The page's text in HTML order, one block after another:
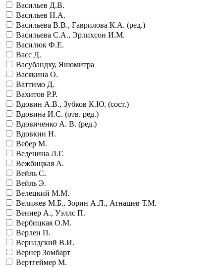
Васильев Д.В.
Васильев Н.А.
Васильева В.В., Гаврилова К.А. (ред.)
Васильева С.А., Эрлихсон И.М.
Василюк Ф.Е.
Васс Д.
Васубандху, Яшомитра
Васякина О.
Ваттимо Д.
Вахитов Р.Р.
Вдовин А.В., Зубков К.Ю. (сост.)
Вдовина И.С. (отв. ред.)
Вдовиченко А. В. (ред.)
Вдовкин Н.
Вебер М.
Веденина Л.Г.
Вежбицкая А.
Вейль С.
Вейль Э.
Велецкий М.М.
Велижев М.Б., Зорин А.Л., Атнашев Т.М.
Веннер А., Уэллс П.
Вербицкая О.М.
Верлен П.
Вернадский В.И.
Вернер Зомбарт
Вертгеймер М.